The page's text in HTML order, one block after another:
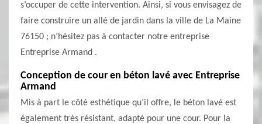
s’occuper de cette intervention. Ainsi, si vous envisagez de
faire construire un allé de jardin dans la ville de La Maine
76150 ; n’hésitez pas à contacter notre entreprise
Entreprise Armand .
Conception de cour en béton lavé avec Entreprise
Armand
Mis à part le côté esthétique qu’il offre, le béton lavé est
également très résistant, adapté pour une cour. Pour la